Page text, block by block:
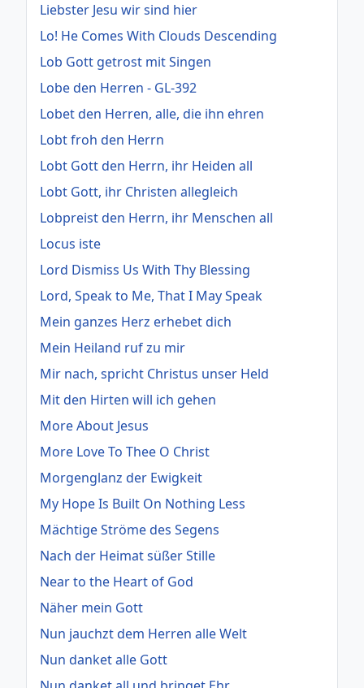
Liebster Jesu wir sind hier
Lo! He Comes With Clouds Descending
Lob Gott getrost mit Singen
Lobe den Herren - GL-392
Lobet den Herren, alle, die ihn ehren
Lobt froh den Herrn
Lobt Gott den Herrn, ihr Heiden all
Lobt Gott, ihr Christen allegleich
Lobpreist den Herrn, ihr Menschen all
Locus iste
Lord Dismiss Us With Thy Blessing
Lord, Speak to Me, That I May Speak
Mein ganzes Herz erhebet dich
Mein Heiland ruf zu mir
Mir nach, spricht Christus unser Held
Mit den Hirten will ich gehen
More About Jesus
More Love To Thee O Christ
Morgenglanz der Ewigkeit
My Hope Is Built On Nothing Less
Mächtige Ströme des Segens
Nach der Heimat süßer Stille
Near to the Heart of God
Näher mein Gott
Nun jauchzt dem Herren alle Welt
Nun danket alle Gott